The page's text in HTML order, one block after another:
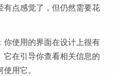
有点感觉了，但仍然需要花
你使用的界面在设计上很有
在引导你查看相关信息的
用它。